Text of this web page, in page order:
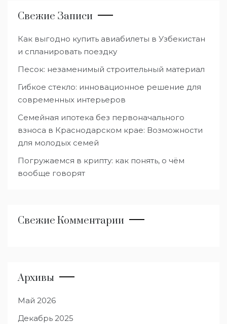
Свежие Записи
Как выгодно купить авиабилеты в Узбекистан
и спланировать поездку
Песок: незаменимый строительный материал
Гибкое стекло: инновационное решение для
современных интерьеров
Семейная ипотека без первоначального
взноса в Краснодарском крае: Возможности
для молодых семей
Погружаемся в крипту: как понять, о чём
вообще говорят
Свежие Комментарии
Архивы
Май 2026
Декабрь 2025